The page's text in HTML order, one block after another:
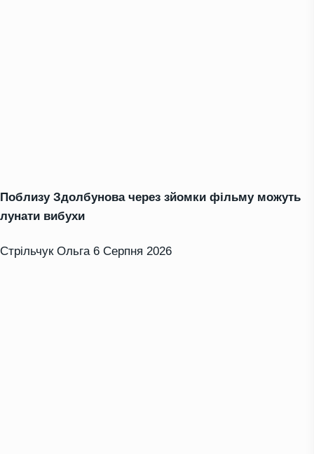
Поблизу Здолбунова через зйомки фільму можуть
лунати вибухи
Стрільчук Ольга 6 Серпня 2026